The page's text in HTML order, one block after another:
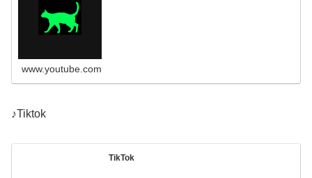
www.youtube.com
♪Tiktok
TikTok